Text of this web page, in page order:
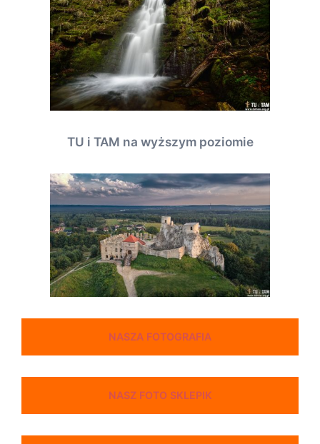
TU i TAM na wyższym poziomie
NASZA FOTOGRAFIA
NASZ FOTO SKLEPIK